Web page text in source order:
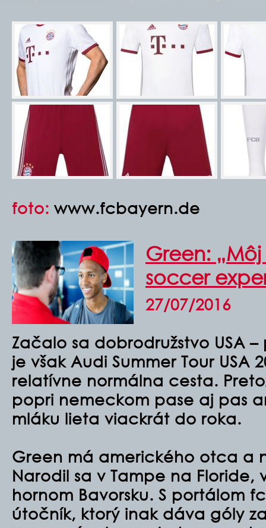
foto: www.fcbayern.de
Green:
soccer
27/07/2016
Začalo sa dobrodružstvo USA
je však Audi Summer Tour USA
relatívne normálna cesta.
popri nemeckom pase aj pas
mláku lieta viackrát do roka.
Green má amerického otca a
Narodil sa v Tampe na Floride,
hornom Bavorsku. S portálom
útočník, ktorý inak dáva góly